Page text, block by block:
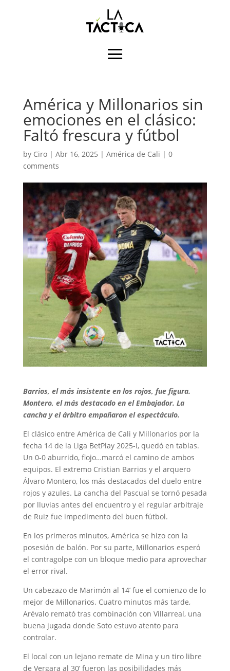
América y Millonarios sin
emociones en el clásico:
Faltó frescura y fútbol
by Ciro| Abr 16, 2025 | América de Cali | 0
comments
Barrios, el más insistente en los rojos, fue figura.
Montero, el más destacado en el Embajador. La
cancha y el árbitro empañaron el espectáculo.
El clásico entre América de Cali y Millonarios por la
fecha 14 de la Liga BetPlay 2025-I, quedó en tablas.
Un 0-0 aburrido, flojo…marcó el camino de ambos
equipos. El extremo Cristian Barrios y el arquero
Álvaro Montero, los más destacados del duelo entre
rojos y azules. La cancha del Pascual se tornó pesada
por lluvias antes del encuentro y el regular arbitraje
de Ruiz fue impedimento del buen fútbol.
En los primeros minutos, América se hizo con la
posesión de balón. Por su parte, Millonarios esperó
el contragolpe con un bloque medio para aprovechar
el error rival.
Un cabezazo de Marimón al 14’ fue el comienzo de lo
mejor de Millonarios. Cuatro minutos más tarde,
Arévalo remató tras combinación con Villarreal, una
buena jugada donde Soto estuvo atento para
controlar.
El local con un lejano remate de Mina y un tiro libre
de Vergara al 30’ fueron las posibilidades más